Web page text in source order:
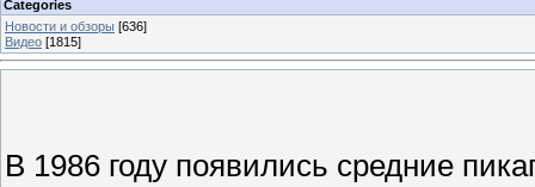
Categories
Новости и обзоры [636]
Видео [1815]
В 1986 году появились средние